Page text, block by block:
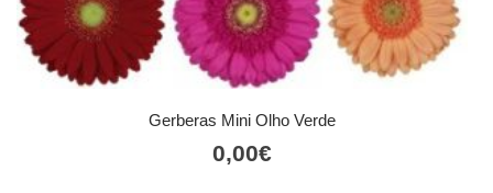
Gerberas Mini Olho Verde
0,00€